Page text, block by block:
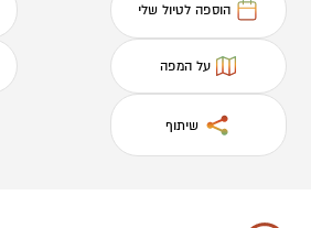
הוספה לטיול שלי
על המפה
שיתוף